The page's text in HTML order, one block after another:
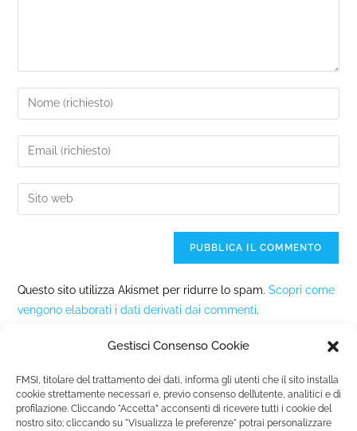
Gestisci Consenso Cookie
FMSI, titolare del trattamento dei dati, informa gli utenti che il sito installa
cookie strettamente necessari e, previo consenso dell’utente, analitici e di
profilazione. Cliccando "Accetta” acconsenti di ricevere tutti i cookie del
nostro sito; cliccando su "Visualizza le preferenze" potrai personalizzare
Questo sito utilizza Akismet per ridurre lo spam.Scopri come
vengono elaborati i dati derivati dai commenti.